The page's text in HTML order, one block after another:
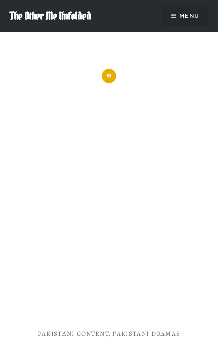
content
The Other Me Unfolded MENU
PAKISTANI CONTENT, PAKISTANI DRAMAS